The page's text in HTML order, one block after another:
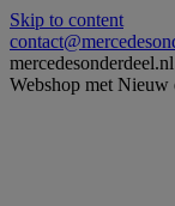
Skip to content
mercedesonderdeel.nl
Webshop met Nieuw